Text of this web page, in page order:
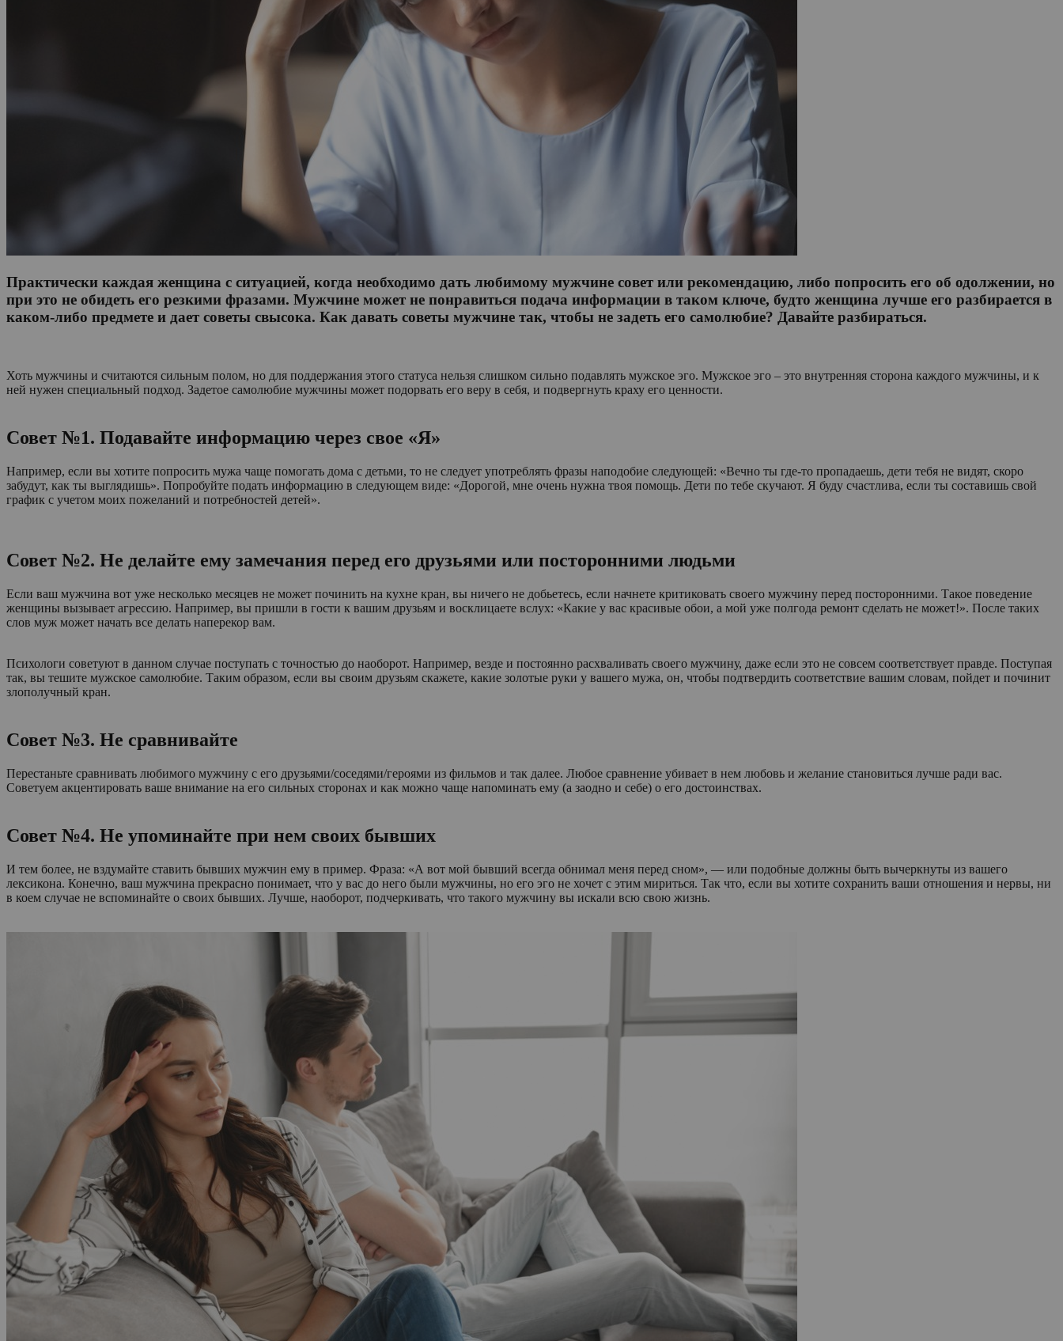
Практически каждая женщина с ситуацией, когда необходимо дать любимому мужчине совет или рекомендацию, либо попросить его об одолжении, но
при это не обидеть его резкими фразами. Мужчине может не понравиться подача информации в таком ключе, будто женщина лучше его разбирается в
каком-либо предмете и дает советы свысока. Как давать советы мужчине так, чтобы не задеть его самолюбие? Давайте разбираться.
Хоть мужчины и считаются сильным полом, но для поддержания этого статуса нельзя слишком сильно подавлять мужское эго. Мужское эго – это внутренняя сторона каждого мужчины, и к
ней нужен специальный подход. Задетое самолюбие мужчины может подорвать его веру в себя, и подвергнуть краху его ценности.
Совет №1. Подавайте информацию через свое «Я»
Например, если вы хотите попросить мужа чаще помогать дома с детьми, то не следует употреблять фразы наподобие следующей: «Вечно ты где-то пропадаешь, дети тебя не видят, скоро
забудут, как ты выглядишь». Попробуйте подать информацию в следующем виде: «Дорогой, мне очень нужна твоя помощь. Дети по тебе скучают. Я буду счастлива, если ты составишь свой
график с учетом моих пожеланий и потребностей детей».
Совет №2. Не делайте ему замечания перед его друзьями или посторонними людьми
Если ваш мужчина вот уже несколько месяцев не может починить на кухне кран, вы ничего не добьетесь, если начнете критиковать своего мужчину перед посторонними. Такое поведение
женщины вызывает агрессию. Например, вы пришли в гости к вашим друзьям и восклицаете вслух: «Какие у вас красивые обои, а мой уже полгода ремонт сделать не может!». После таких
слов муж может начать все делать наперекор вам.
Психологи советуют в данном случае поступать с точностью до наоборот. Например, везде и постоянно расхваливать своего мужчину, даже если это не совсем соответствует правде. Поступая
так, вы тешите мужское самолюбие. Таким образом, если вы своим друзьям скажете, какие золотые руки у вашего мужа, он, чтобы подтвердить соответствие вашим словам, пойдет и починит
злополучный кран.
Совет №3. Не сравнивайте
Перестаньте сравнивать любимого мужчину с его друзьями/соседями/героями из фильмов и так далее. Любое сравнение убивает в нем любовь и желание становиться лучше ради вас.
Советуем акцентировать ваше внимание на его сильных сторонах и как можно чаще напоминать ему (а заодно и себе) о его достоинствах.
Совет №4. Не упоминайте при нем своих бывших
И тем более, не вздумайте ставить бывших мужчин ему в пример. Фраза: «А вот мой бывший всегда обнимал меня перед сном», — или подобные должны быть вычеркнуты из вашего
лексикона. Конечно, ваш мужчина прекрасно понимает, что у вас до него были мужчины, но его эго не хочет с этим мириться. Так что, если вы хотите сохранить ваши отношения и нервы, ни
в коем случае не вспоминайте о своих бывших. Лучше, наоборот, подчеркивать, что такого мужчину вы искали всю свою жизнь.